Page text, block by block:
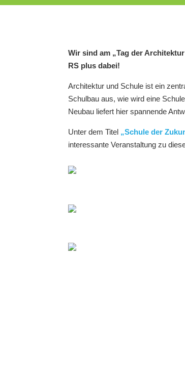
Wir sind am „Tag der
RS plus dabei!
Architektur und Schule ist ein
Schulbau aus, wie wird eine
Neubau liefert hier spannende
Unter dem Titel „Schule der
interessante Veranstaltung zu